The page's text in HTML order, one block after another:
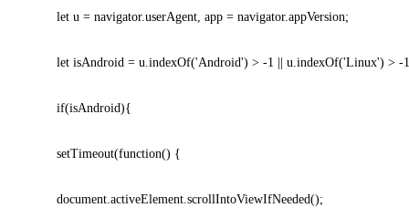
let u = navigator.userAgent, app = navigator.appVersion;
let isAndroid = u.indexOf('Android') > -1 || u.indexOf('Linux') > -
if(isAndroid){
setTimeout(function() {
document.activeElement.scrollIntoViewIfNeeded();